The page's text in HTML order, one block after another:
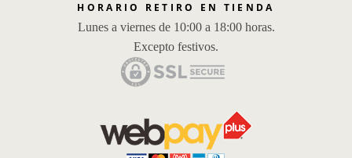
HORARIO RETIRO EN TIENDA
Lunes a viernes de 10:00 a 18:00 horas.
Excepto festivos.